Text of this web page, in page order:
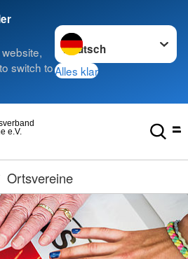
switch to
Sprache wechseln zu
Alles klar
e.V.
Ortsvereine